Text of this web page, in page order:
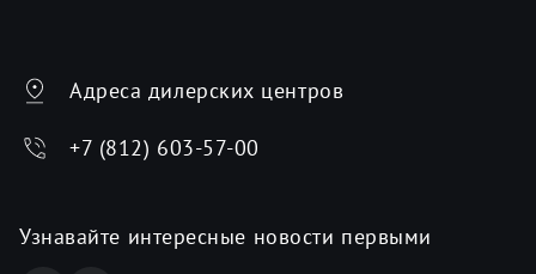
Адреса дилерских центров
+7 (812) 603-57-00
Узнавайте интересные новости первыми